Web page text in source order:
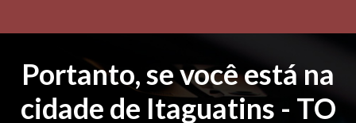
Portanto, se você está na
cidade de Itaguatins - TO